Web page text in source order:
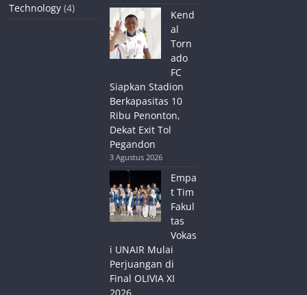
Technology (4)
Kend
al
Torn
ado
FC
Siapkan Stadion
Berkapasitas 10
Ribu Penonton,
Dekat Exit Tol
Pegandon
3 Agustus 2026
Empa
t Tim
Fakul
tas
Vokas
i UNAIR Mulai
Perjuangan di
Final OLIVIA XI